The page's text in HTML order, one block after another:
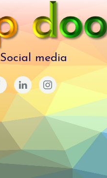
Social media